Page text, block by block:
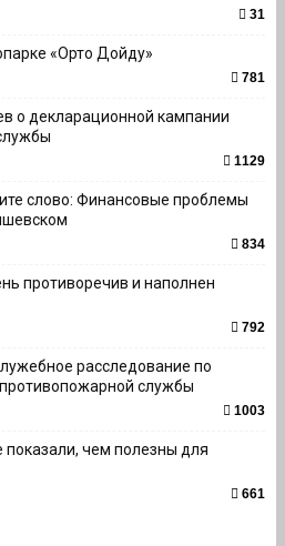
31
«Орто Дойду»
781
о декларационной кампании
1129
слово: Финансовые проблемы
834
противоречив и наполнен
792
расследование по
службы
1003
чем полезны для
661